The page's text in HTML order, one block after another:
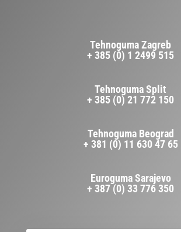
Tehnoguma Zagreb
+ 385 (0) 1 2499 515
Tehnoguma Split
+ 385 (0) 21 772 150
Tehnoguma Beograd
+ 381 (0) 11 630 47 65
Euroguma Sarajevo
+ 387 (0) 33 776 350